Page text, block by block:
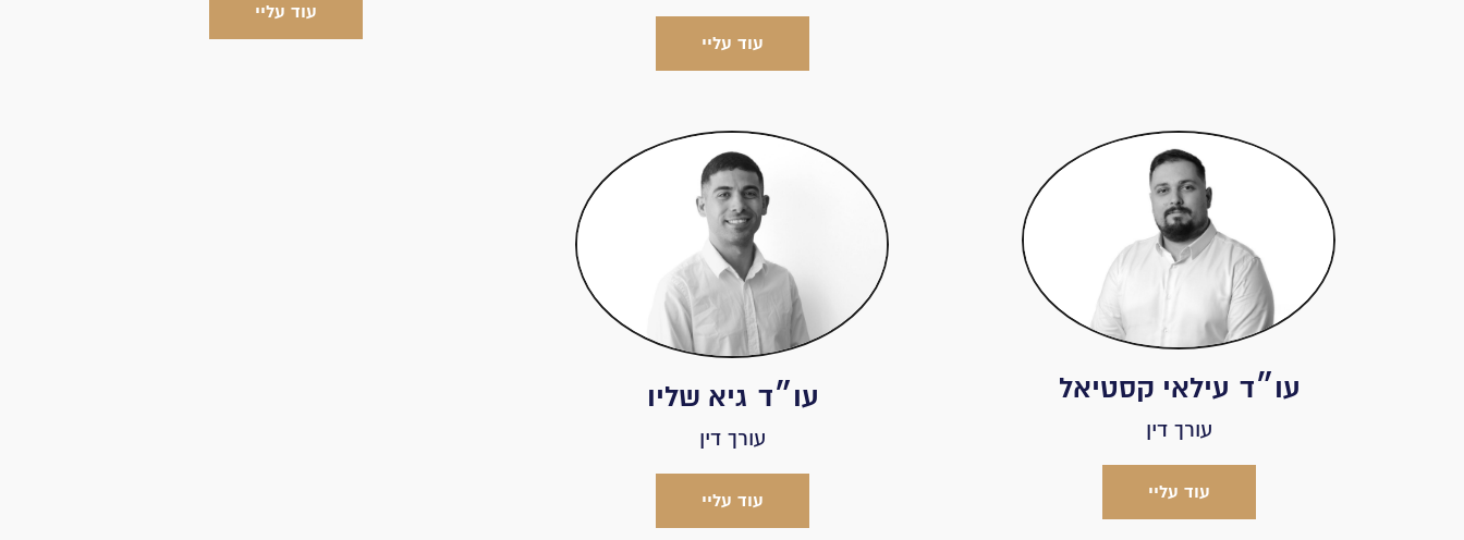
עוד עליי
עוד עליי
עו״ד עילאי קסטיאל
עורך דין
עוד עליי
עו״ד גיא שליו
עורך דין
עוד עליי